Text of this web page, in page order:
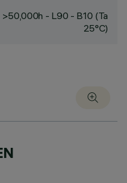
>50,000h - L90 - B10 (Ta
25°C)